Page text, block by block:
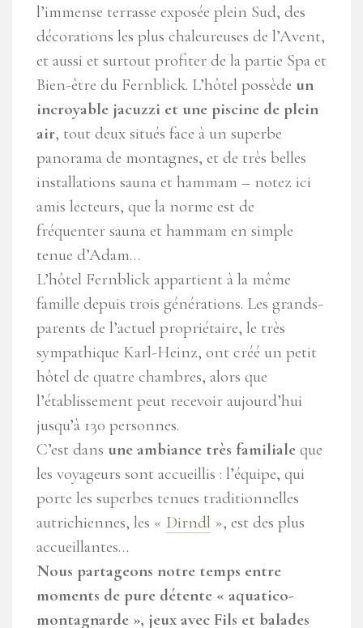
l’immense terrasse exposée plein Sud, des
décorations les plus chaleureuses de l’Avent,
et aussi et surtout profiter de la partie Spa et
Bien-être du Fernblick. L’hôtel possède un
incroyable jacuzzi et une piscine de plein
air, tout deux situés face à un superbe
panorama de montagnes, et de très belles
installations sauna et hammam – notez ici
amis lecteurs, que la norme est de
fréquenter sauna et hammam en simple
tenue d’Adam…
L’hôtel Fernblick appartient à la même
famille depuis trois générations. Les grands-
parents de l’actuel propriétaire, le très
sympathique Karl-Heinz, ont créé un petit
hôtel de quatre chambres, alors que
l’établissement peut recevoir aujourd’hui
jusqu’à 130 personnes.
C’est dans une ambiance très familiale que
les voyageurs sont accueillis : l’équipe, qui
porte les superbes tenues traditionnelles
autrichiennes, les « Dirndl », est des plus
accueillantes…
Nous partageons notre temps entre
moments de pure détente « aquatico-
montagnarde », jeux avec Fils et balades